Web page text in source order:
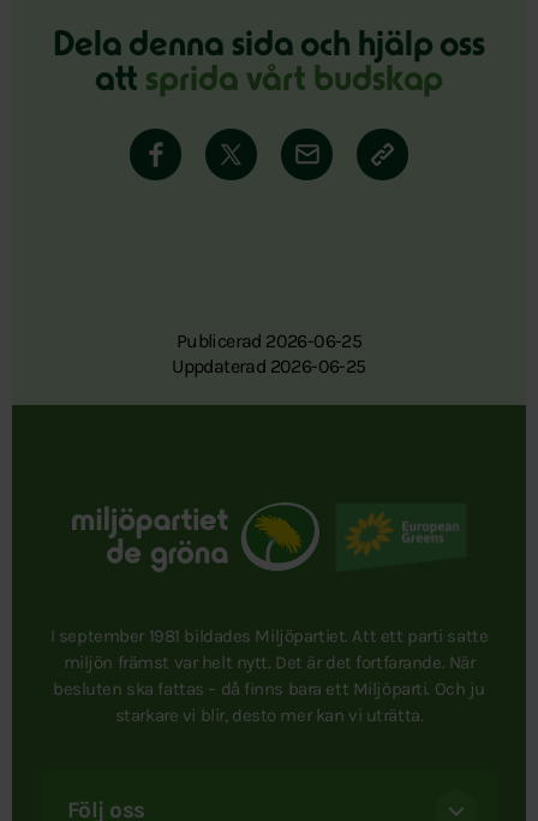
Dela denna sida och hjälp oss
att sprida vårt budskap
Publicerad 2026-06-25
Uppdaterad 2026-06-25
I september 1981 bildades Miljöpartiet. Att ett parti satte
miljön främst var helt nytt. Det är det fortfarande. När
besluten ska fattas – då finns bara ett Miljöparti. Och ju
starkare vi blir, desto mer kan vi uträtta.
Följ oss